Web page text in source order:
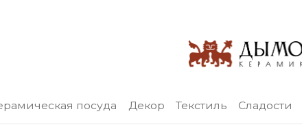
посуда Декор Текстиль Сладости